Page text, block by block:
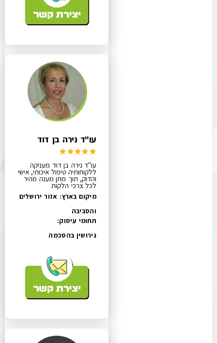
עו"ד נירה בן דוד
עו"ד נירה בן דוד מעניקה
ללקוחותיה טיפול איכותי, אישי
והדוק, תוך מתן מענה מהיר
לכל צרכי הלקוח.
מיקום בארץ: אזור ירושלים
והסביבה
תחומי עיסוק:
גירושין בהסכמה